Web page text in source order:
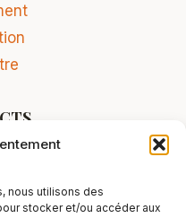
nous utilisons des
stocker et/ou accéder aux